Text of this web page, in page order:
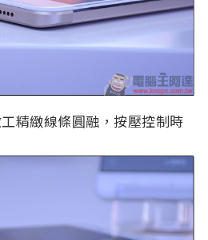
精緻線條圓融，按壓控制時